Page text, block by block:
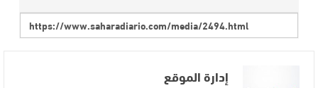
إدارة الموقع